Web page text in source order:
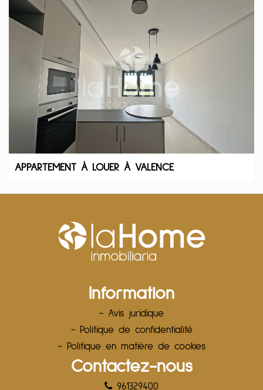
APPARTEMENT À LOUER À VALENCE
Information
- Avis juridique
- Politique de confidentialité
- Politique en matière de cookies
Contactez-nous
961329400